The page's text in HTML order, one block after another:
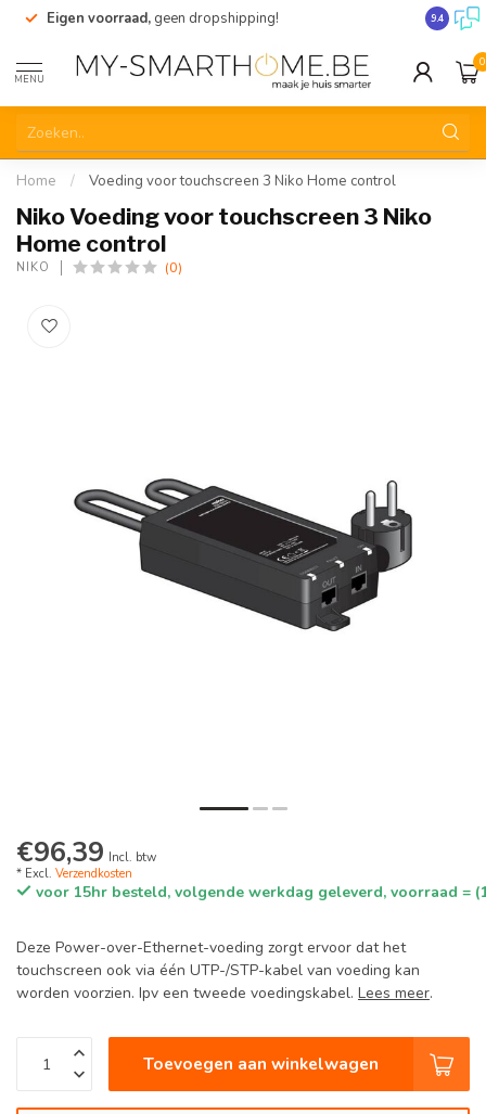
Eigen voorraad, geen dropshipping! 9.4
MENU
0
Home / Voeding voor touchscreen 3 Niko Home control
Niko Voeding voor touchscreen 3 Niko
Home control
NIKO (0)
€96,39 Incl. btw
* Excl. Verzendkosten
voor 15hr besteld, volgende werkdag geleverd, voorraad =
Deze Power-over-Ethernet-voeding zorgt ervoor dat het
touchscreen ook via één UTP-/STP-kabel van voeding kan
worden voorzien. Ipv een tweede voedingskabel. Lees meer.
Toevoegen aan winkelwagen